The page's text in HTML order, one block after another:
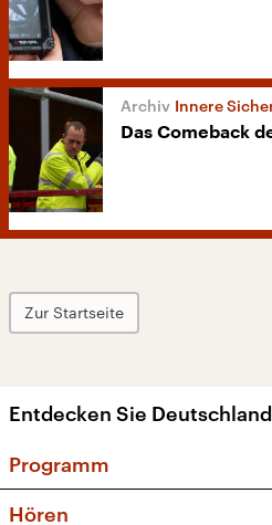
Innere
Das Comeback
Zur Startseite
Entdecken Sie
Programm
Hören